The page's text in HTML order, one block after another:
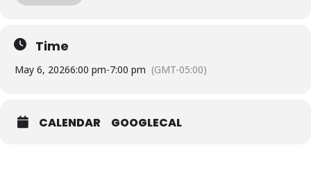
Time
May 6, 20266:00 pm-7:00 pm (GMT-05:00)
CALENDAR GOOGLECAL